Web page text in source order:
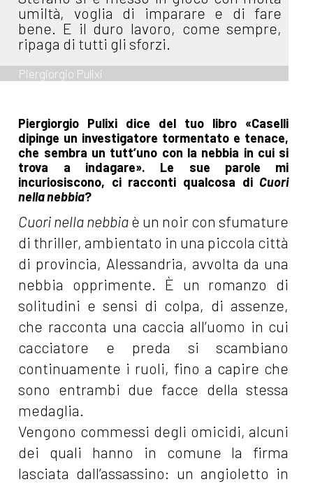
umiltà, voglia di imparare e di fare
bene. E il duro lavoro, come sempre,
ripaga di tutti gli sforzi.
Piergiorgio Pulixi
Piergiorgio Pulixi dice del tuo libro «Caselli
dipinge un investigatore tormentato e tenace,
che sembra un tutt’uno con la nebbia in cui si
trova a indagare». Le sue parole mi
incuriosiscono, ci racconti qualcosa di Cuori
nella nebbia?
Cuori nella nebbia è un noir con sfumature
di thriller, ambientato in una piccola città
di provincia, Alessandria, avvolta da una
nebbia opprimente. È un romanzo di
solitudini e sensi di colpa, di assenze,
che racconta una caccia all’uomo in cui
cacciatore e preda si scambiano
continuamente i ruoli, fino a capire che
sono entrambi due facce della stessa
medaglia.
Vengono commessi degli omicidi, alcuni
dei quali hanno in comune la firma
lasciata dall’assassino: un angioletto in